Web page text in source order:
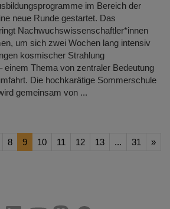
im Bereich der
neue Runde gestartet. Das
Nachwuchswissenschaftler*innen
um sich zwei Wochen lang intensiv
kosmischer Strahlung
einem Thema von zentraler Bedeutung
Die hochkarätige Sommerschule
gemeinsam von ...
8 9 10 11 12 13 ... 31 »